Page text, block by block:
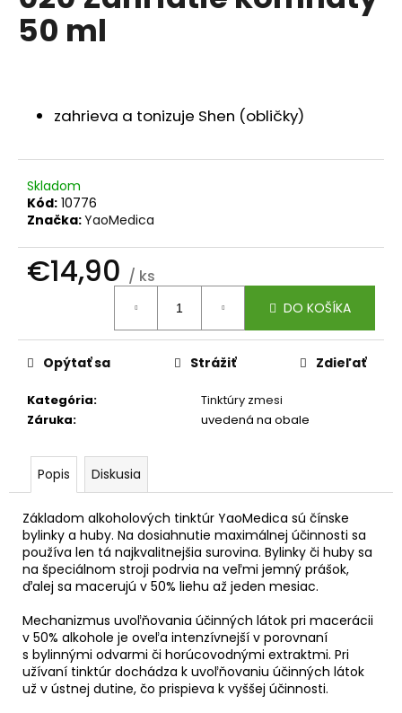
0,0
z50 ml
zahrieva a tonizuje Shen (obličky)
Skladom
Kód: 10776
Značka:YaoMedica
€14,90 / ks
DO KOŠÍKA
Kategória:
Tinktúry zmesi
Záruka: uvedená na obale
Opýtať sa Strážiť Zdieľať
Popis Diskusia
Základom alkoholových tinktúr YaoMedica sú čínske
bylinky a huby. Na dosiahnutie maximálnej účinnosti sa
používa len tá najkvalitnejšia surovina. Bylinky či huby sa
na špeciálnom stroji podrvia na veľmi jemný prášok,
ďalej sa macerujú v 50% liehu až jeden mesiac.
Mechanizmus uvoľňovania účinných látok pri macerácii
v 50% alkohole je oveľa intenzívnejší v porovnaní
s bylinnými odvarmi či horúcovodnými extraktmi. Pri
užívaní tinktúr dochádza k uvoľňovaniu účinných látok
už v ústnej dutine, čo prispieva k vyššej účinnosti.
á
j
o
č
a
LEV
-
SVIEČKA
K
ZNAMENIU
ZVEROKRUHU
PALMOVÉHO
VOSKU
€5,95